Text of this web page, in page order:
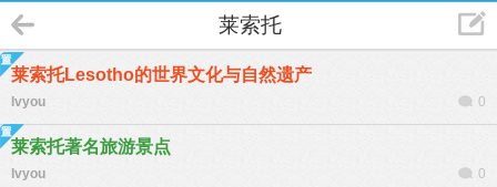
莱索托
莱索托Lesotho的世界文化与自然遗产
lvyou 0
莱索托著名旅游景点
lvyou 0